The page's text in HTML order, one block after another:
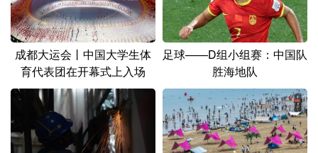
辽宁 吉林 上海 江苏
浙江 安徽 江西
山东 河南
广东 广西 海南 重庆
四川 贵州 云南 西藏
成都大运会丨中国大学生体
育代表团在开幕式上入场
足球——D组小组赛：中国队
胜海地队